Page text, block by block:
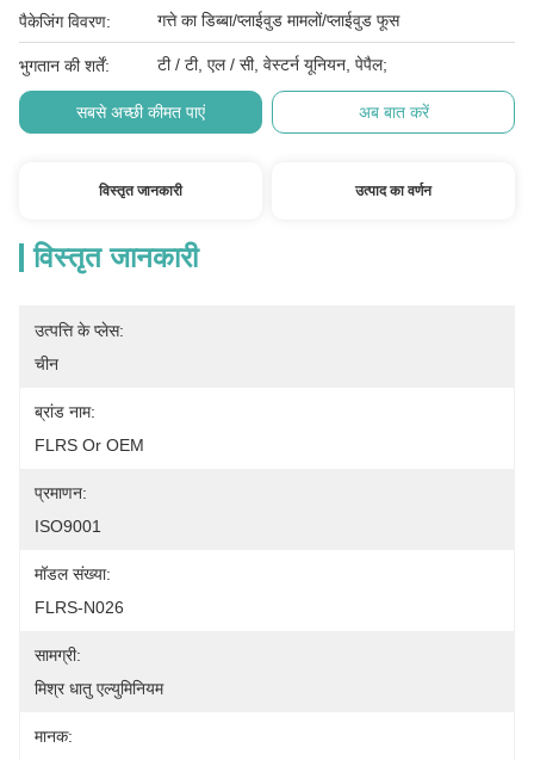
पैकेजिंग विवरण: गत्ते का डिब्बा/प्लाईवुड मामलों/प्लाईवुड फूस
भुगतान की शर्तें: टी / टी, एल / सी, वेस्टर्न यूनियन, पेपैल;
सबसे अच्छी कीमत पाएं अब बात करें
विस्तृत जानकारी उत्पाद का वर्णन
विस्तृत जानकारी
उत्पत्ति के प्लेस:
चीन
ब्रांड नाम:
FLRS Or OEM
प्रमाणन:
ISO9001
मॉडल संख्या:
FLRS-N026
सामग्री:
मिश्र धातु एल्युमिनियम
मानक: